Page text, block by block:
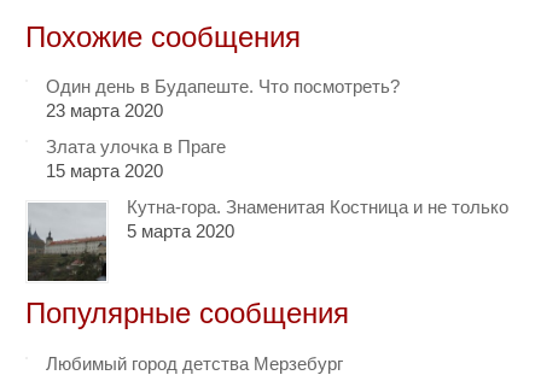
Похожие сообщения
Один день в Будапеште. Что посмотреть?
23 марта 2020
Злата улочка в Праге
15 марта 2020
Кутна-гора. Знаменитая Костница и не только
5 марта 2020
Популярные сообщения
Любимый город детства Мерзебург